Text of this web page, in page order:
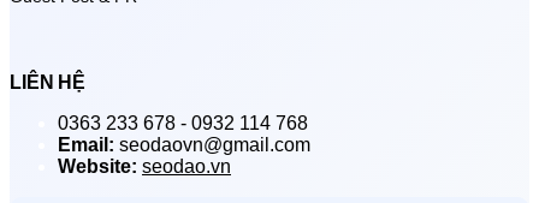
LIÊN HỆ
0363 233 678 - 0932 114 768
Email: seodaovn@gmail.com
Website: seodao.vn